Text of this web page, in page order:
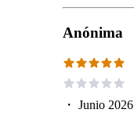
Anónima
・ Junio 2026